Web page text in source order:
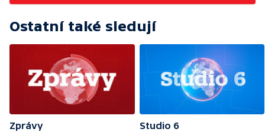
Ostatní také sledují
Zprávy
Studio 6